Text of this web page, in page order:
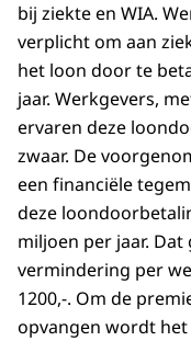
bij ziekte en WIA.
verplicht om aan
het loon door te
jaar. Werkgevers,
ervaren deze
zwaar. De
een financiële
deze
miljoen per jaar.
vermindering per
1200,-. Om de
opvangen wordt het